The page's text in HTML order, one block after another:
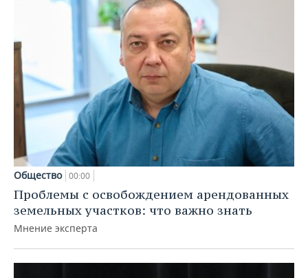
Общество 00:00
Проблемы с освобождением арендованных
земельных участков: что важно знать
Мнение эксперта